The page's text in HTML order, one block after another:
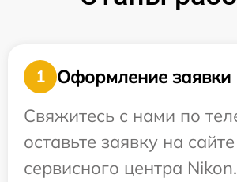
1
Оформление заявки
Свяжитесь с нами по
оставьте заявку на сайте
сервисного центра